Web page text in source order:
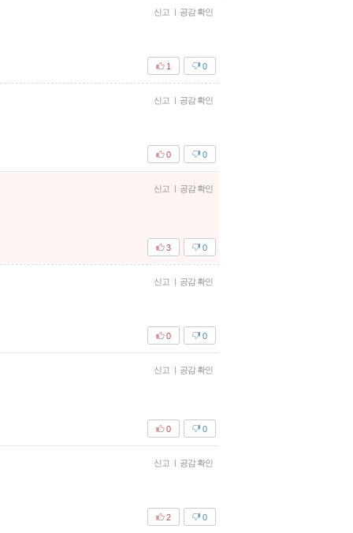
신고 | 공감 확인
0
1
신고 | 공감 확인
0
0
신고 | 공감 확인
0
3
신고 | 공감 확인
0
0
신고 | 공감 확인
0
0
신고 | 공감 확인
0
2